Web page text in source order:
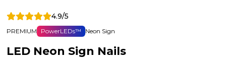
4.9/5
PREMIUM PowerLEDs™ Neon Sign
LED Neon Sign Nails